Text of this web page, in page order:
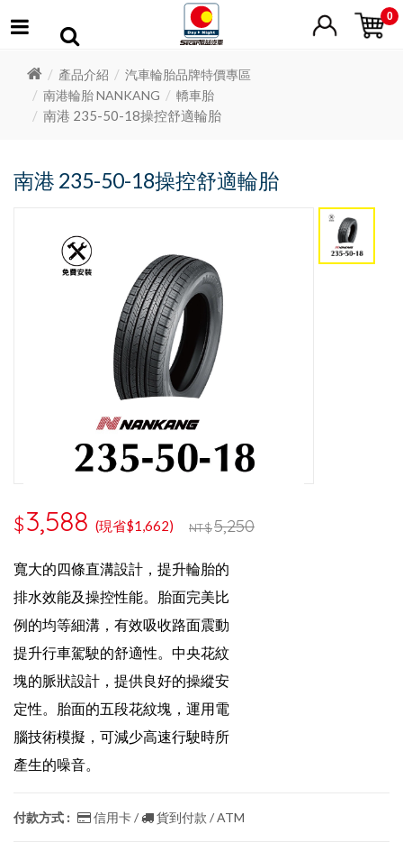
0
產品介紹
汽車輪胎品牌特價專區
南港輪胎 NANKANG
轎車胎
南港 235-50-18操控舒適輪胎
南港 235-50-18操控舒適輪胎
$3,588 (現省$1,662) NT$5,250
寬大的四條直溝設計， 提升輪胎的
排水效能及操控性能。
胎面完美比
例的均等細溝，有效吸收路面震動
提升行車駕駛的舒適性。 中央花紋
塊的脈狀設計，提供良好的操縱安
定性。
胎面的五段花紋塊，運用電
腦技術模擬，可減少高速行駛時所
產生的噪音。
付款方式 : 信用卡 / 貨到付款 / ATM